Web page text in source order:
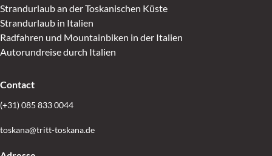
Strandurlaub an der Toskanischen Küste
Strandurlaub in Italien
Radfahren und Mountainbiken in der Italien
Autorundreise durch Italien
Contact
(+31) 085 833 0044
toskana@tritt-toskana.de